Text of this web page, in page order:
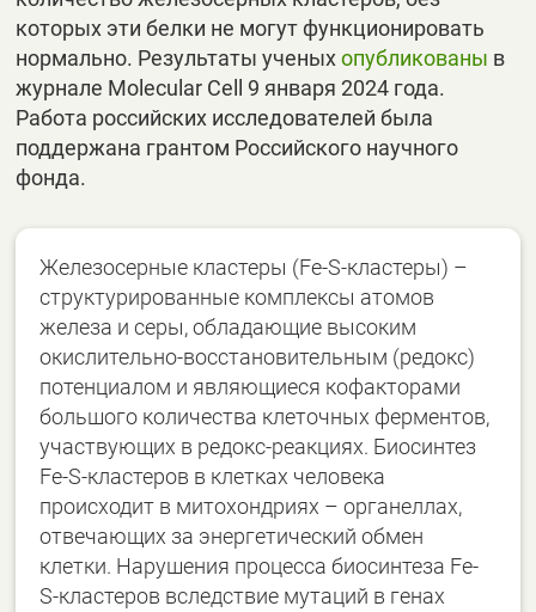
которых эти белки не могут функционировать
нормально. Результаты ученыхопубликованы в
журнале Molecular Cell 9 января 2024 года.
Работа российских исследователей была
поддержана грантом Российского научного
фонда.
Железосерные кластеры (Fe-S-кластеры) –
структурированные комплексы атомов
железа и серы, обладающие высоким
окислительно-восстановительным (редокс)
потенциалом и являющиеся кофакторами
большого количества клеточных ферментов,
участвующих в редокс-реакциях. Биосинтез
Fe-S-кластеров в клетках человека
происходит в митохондриях – органеллах,
отвечающих за энергетический обмен
клетки. Нарушения процесса биосинтеза Fe-
S-кластеров вследствие мутаций в генах